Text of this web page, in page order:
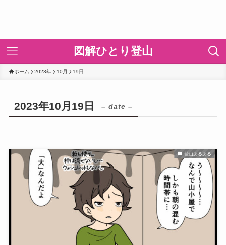
図解ひとり登山
ホーム 2023年 10月 19日
2023年10月19日 – date –
登山あるある